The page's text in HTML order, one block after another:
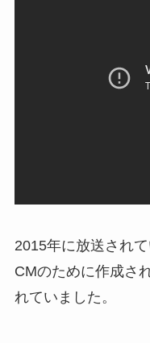
2015年に放送され
CMのために作成さ
れていました。